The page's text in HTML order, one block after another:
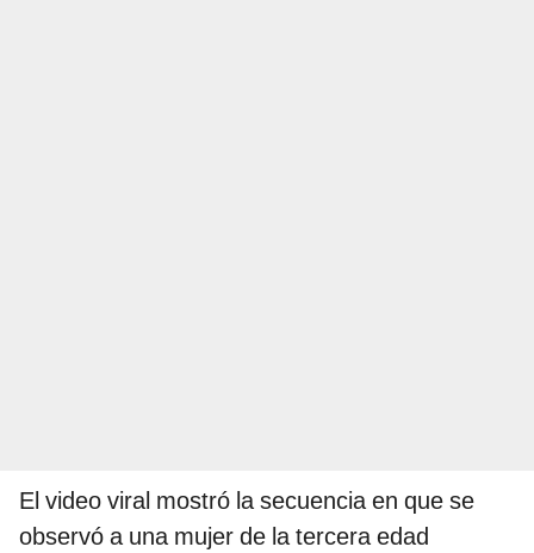
El video viral mostró la secuencia en que se
observó a una mujer de la tercera edad